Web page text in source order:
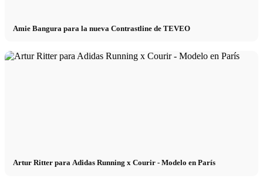
Amie Bangura para la nueva Contrastline de TEVEO
Artur Ritter para Adidas Running x Courir - Modelo en París